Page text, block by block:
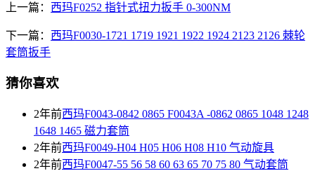
上一篇： 西玛F0252 指针式扭力扳手 0-300NM
下一篇： 西玛F0030-1721 1719 1921 1922 1924 2123 2126 棘轮
套筒扳手
猜你喜欢
2年前西玛F0043-0842 0865 F0043A -0862 0865 1048 1248
1648 1465 磁力套筒
2年前西玛F0049-H04 H05 H06 H08 H10 气动旋具
2年前西玛F0047-55 56 58 60 63 65 70 75 80 气动套筒